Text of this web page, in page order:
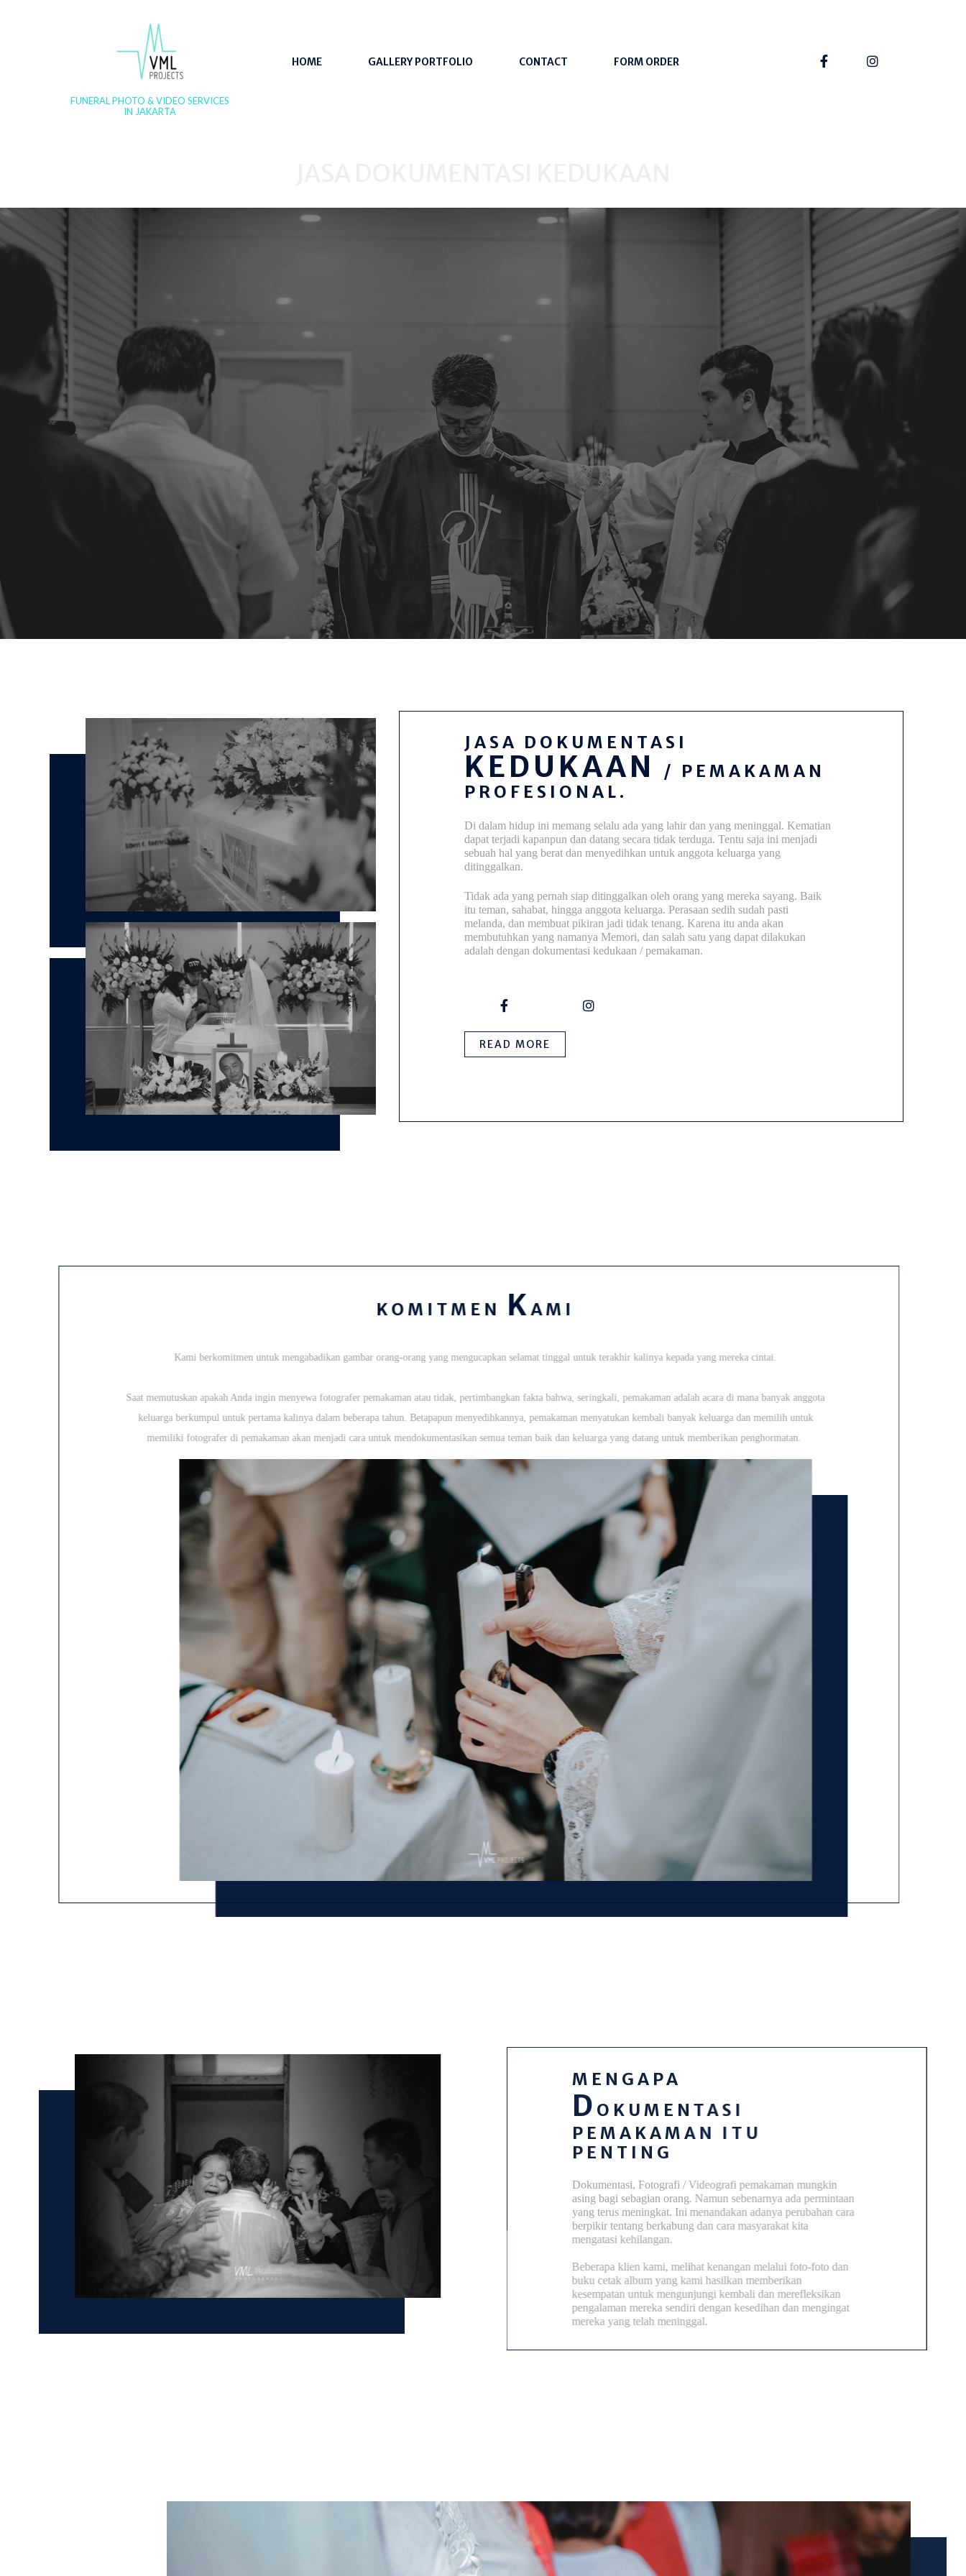
FUNERAL PHOTO & VIDEO SERVICES
IN JAKARTA
HOME GALLERY PORTFOLIO CONTACT FORM ORDER
JASA DOKUMENTASI
KEDUKAAN
/ PEMAKAMAN
PROFESIONAL.
Di dalam hidup ini memang selalu ada yang lahir dan yang meninggal. Kematian
dapat terjadi kapanpun dan datang secara tidak terduga. Tentu saja ini menjadi
sebuah hal yang berat dan menyedihkan untuk anggota keluarga yang
ditinggalkan.
Tidak ada yang pernah siap ditinggalkan oleh orang yang mereka sayang. Baik
itu teman, sahabat, hingga anggota keluarga. Perasaan sedih sudah pasti
melanda, dan membuat pikiran jadi tidak tenang. Karena itu anda akan
membutuhkan yang namanya Memori, dan salah satu yang dapat dilakukan
adalah dengan dokumentasi kedukaan / pemakaman.
READ MORE
KOMITMEN KAMI
Kami berkomitmen untuk mengabadikan gambar orang-orang yang mengucapkan selamat tinggal untuk terakhir kalinya kepada yang mereka cintai.
Saat memutuskan apakah Anda ingin menyewa fotografer pemakaman atau tidak, pertimbangkan fakta bahwa, seringkali, pemakaman adalah acara di mana banyak anggota
keluarga berkumpul untuk pertama kalinya dalam beberapa tahun. Betapapun menyedihkannya, pemakaman menyatukan kembali banyak keluarga dan memilih untuk
memiliki fotografer di pemakaman akan menjadi cara untuk mendokumentasikan semua teman baik dan keluarga yang datang untuk memberikan penghormatan.
MENGAPA
OKUMENTASI
PEMAKAMAN ITU
PENTING
Dokumentasi, Fotografi / Videografi pemakaman mungkin
asing bagi sebagian orang. Namun sebenarnya ada permintaan
yang terus meningkat.Ini menandakan adanya perubahan cara
berpikir tentang berkabung dan cara masyarakat kita
mengatasi kehilangan.
Beberapa klien kami, melihat kenangan melalui foto-foto dan
buku cetak album yang kami hasilkan memberikan
kesempatan untuk mengunjungi kembali dan merefleksikan
pengalaman mereka sendiri dengan kesedihan dan mengingat
mereka yang telah meninggal.